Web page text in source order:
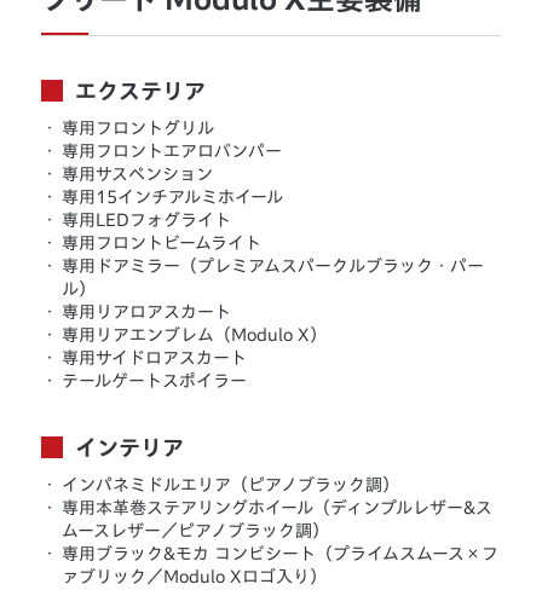
エクステリア
・
専用フロントグリル
・
専用フロントエアロバンパー
・
専用サスペンション
・
専用15インチアルミホイール
・
専用LEDフォグライト
・
専用フロントビームライト
・
専用ドアミラー（プレミアムスパークルブラック・パー
ル）
・
専用リアロアスカート
・
専用リアエンブレム（Modulo X）
・
専用サイドロアスカート
・
テールゲートスポイラー
インテリア
・
インパネミドルエリア（ピアノブラック調）
・
専用本革巻ステアリングホイール（ディンプルレザー&ス
ムースレザー／ピアノブラック調）
・
専用ブラック&モカ コンビシート（プライムスムース×フ
ァブリック／Modulo Xロゴ入り）